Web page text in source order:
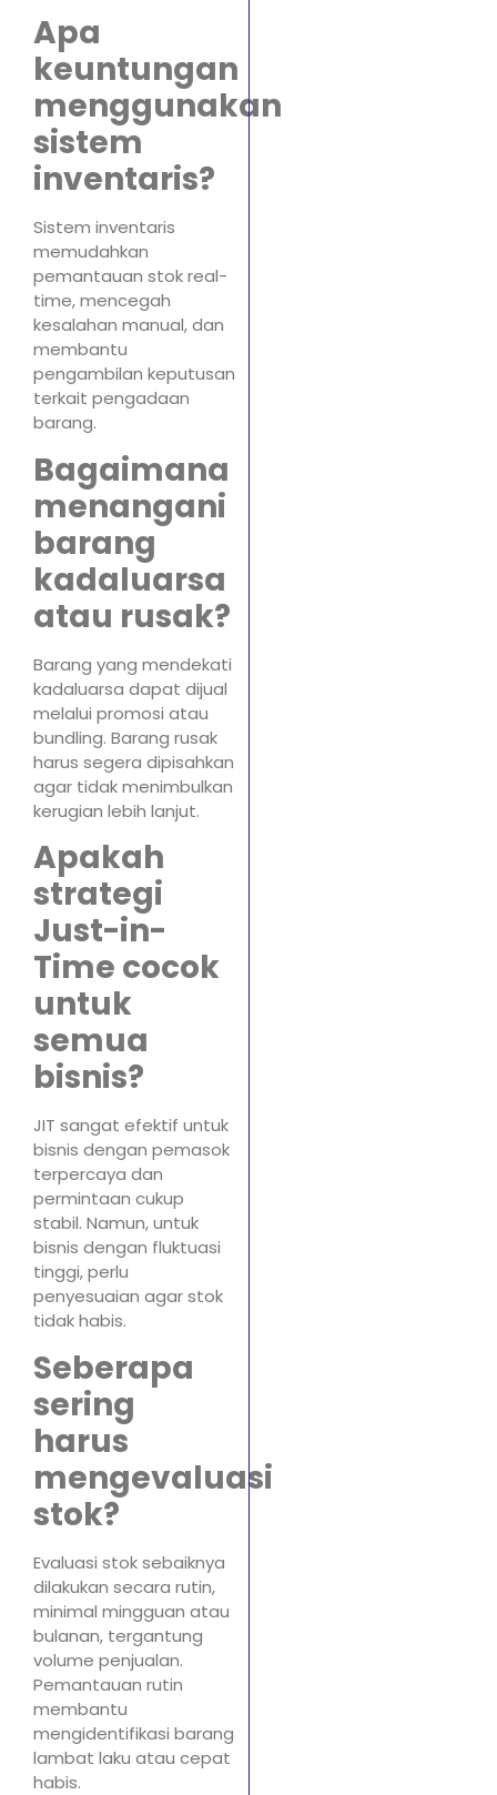
Apa
keuntungan
menggunakan
sistem
inventaris?
Sistem inventaris
memudahkan
pemantauan stok real-
time, mencegah
kesalahan manual, dan
membantu
pengambilan keputusan
terkait pengadaan
barang.
Bagaimana
menangani
barang
kadaluarsa
atau rusak?
Barang yang mendekati
kadaluarsa dapat dijual
melalui promosi atau
bundling. Barang rusak
harus segera dipisahkan
agar tidak menimbulkan
kerugian lebih lanjut.
Apakah
strategi
Just-in-
Time cocok
untuk
semua
bisnis?
JIT sangat efektif untuk
bisnis dengan pemasok
terpercaya dan
permintaan cukup
stabil. Namun, untuk
bisnis dengan fluktuasi
tinggi, perlu
penyesuaian agar stok
tidak habis.
Seberapa
sering
harus
mengevaluasi
stok?
Evaluasi stok sebaiknya
dilakukan secara rutin,
minimal mingguan atau
bulanan, tergantung
volume penjualan.
Pemantauan rutin
membantu
mengidentifikasi barang
lambat laku atau cepat
habis.